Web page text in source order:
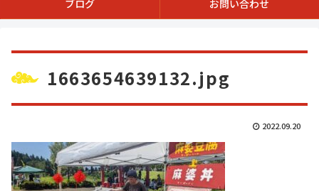
ブログ お問い合わせ
1663654639132.jpg
2022.09.20